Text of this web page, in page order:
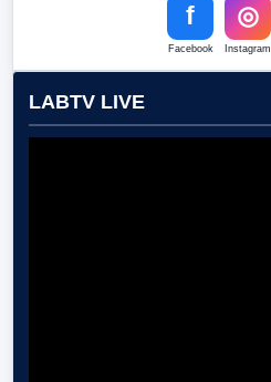
f
Facebook
◎
Instagram
LABTV LIVE